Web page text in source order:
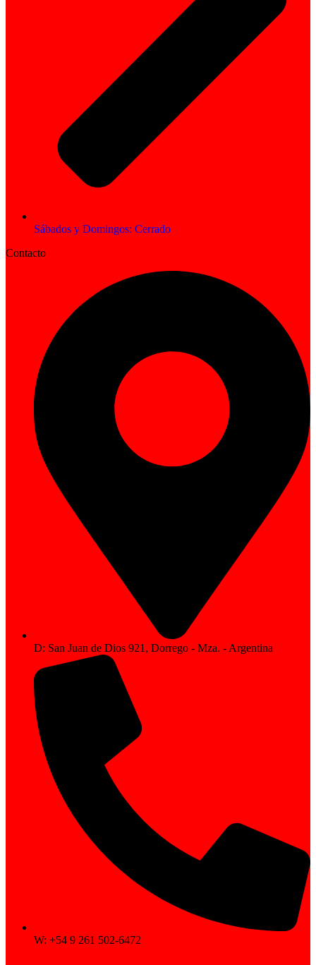
Sábados y Domingos: Cerrado
Contacto
D: San Juan de Dios 921, Dorrego - Mza. - Argentina
W: +54 9 261 502-6472